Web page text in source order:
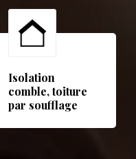
Isolation
comble, toiture
par soufflage